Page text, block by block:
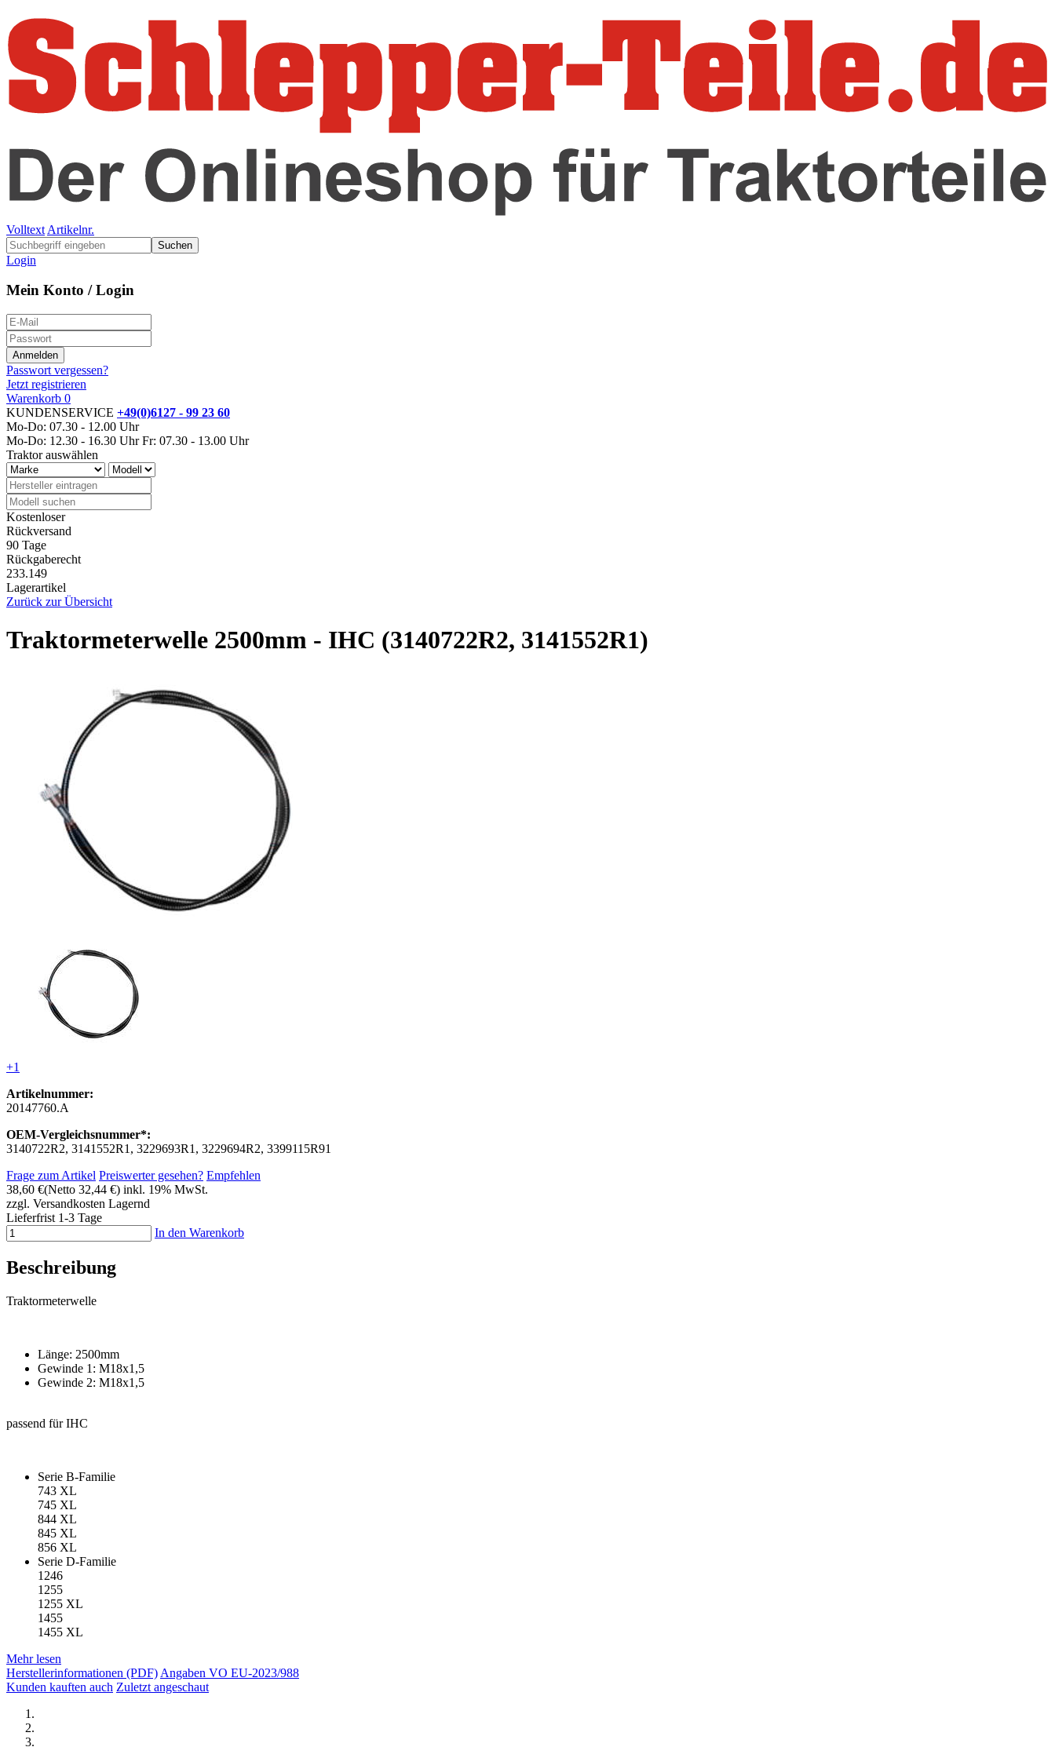
Volltext Artikelnr.
Suchen
Login
Mein Konto / Login
Passwort vergessen?
Jetzt registrieren
Warenkorb 0
KUNDENSERVICE +49(0)6127 - 99 23 60
Mo-Do: 07.30 - 12.00 Uhr
Mo-Do: 12.30 - 16.30 Uhr Fr: 07.30 - 13.00 Uhr
Traktor auswählen
Kostenloser
Rückversand
90 Tage
Rückgaberecht
233.149
Lagerartikel
Zurück zur Übersicht
Traktormeterwelle 2500mm - IHC (3140722R2, 3141552R1)
+1
Artikelnummer:
20147760.A
OEM-Vergleichsnummer*:
3140722R2, 3141552R1, 3229693R1, 3229694R2, 3399115R91
Frage zum Artikel Preiswerter gesehen? Empfehlen
38,60 €(Netto 32,44 €) inkl. 19% MwSt.
zzgl. Versandkosten Lagernd
Lieferfrist 1-3 Tage
In den Warenkorb
Beschreibung
Traktormeterwelle
Länge: 2500mm
Gewinde 1: M18x1,5
Gewinde 2: M18x1,5
passend für IHC
Serie B-Familie
743 XL
745 XL
844 XL
845 XL
856 XL
Serie D-Familie
1246
1255
1255 XL
1455
1455 XL
Mehr lesen
Herstellerinformationen (PDF) Angaben VO EU-2023/988
Kunden kauften auch Zuletzt angeschaut